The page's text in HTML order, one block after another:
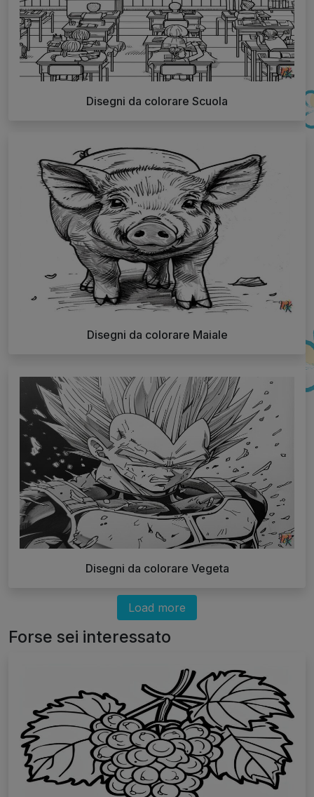
Disegni da colorare Scuola
Disegni da colorare Maiale
Disegni da colorare Vegeta
Load more
Forse sei interessato